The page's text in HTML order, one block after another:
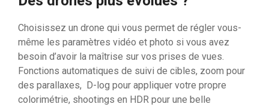
Choisissez un drone qui vous permet de régler vous-
même les paramètres vidéo et photo si vous avez
besoin d’avoir la maîtrise sur vos prises de vues.
Fonctions automatiques de suivi de cibles, zoom pour
des parallaxes, D-log pour appliquer votre propre
colorimétrie, shootings en HDR pour une belle